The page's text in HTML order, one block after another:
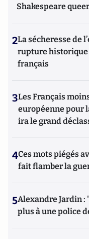
Shakespeare queer
2La sécheresse de
rupture historique
français
3Les Français
européenne pour
ira le grand
4Ces mots piégés
fait flamber la
5Alexandre Jardin :
plus à une police